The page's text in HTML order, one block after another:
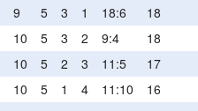
9 5 3 1 18:6
18
10 5 3 2 9:4
18
10 5 2 3 11:5
17
10 5 1 4 11:10
16